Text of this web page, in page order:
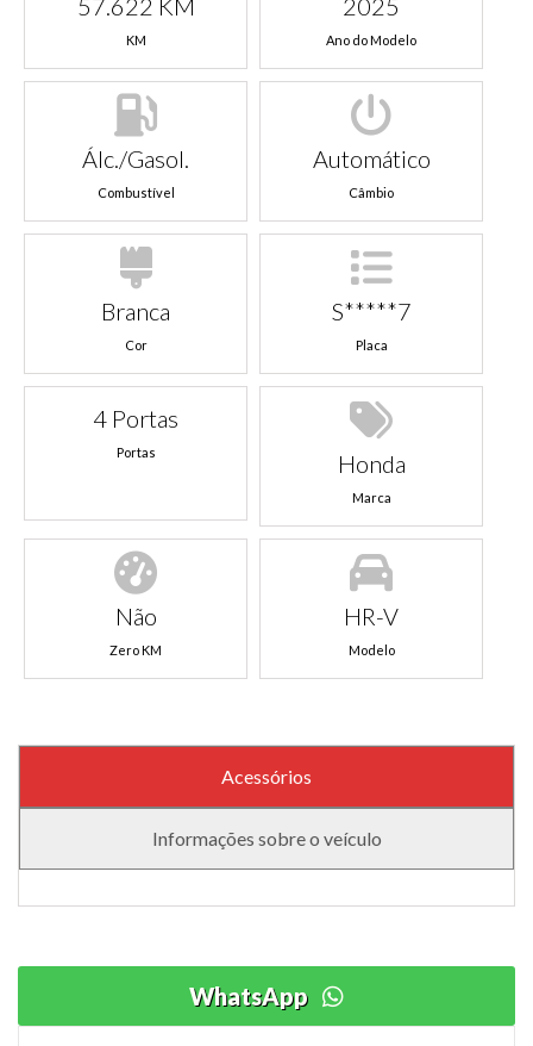
KM Ano do Modelo
Álc./Gasol.
Combustível
Automático
Câmbio
Branca
Cor
S*****7
Placa
4 Portas
Portas Honda
Marca
Não
Zero KM
HR-V
Modelo
Acessórios
Informações sobre o veículo
WhatsApp